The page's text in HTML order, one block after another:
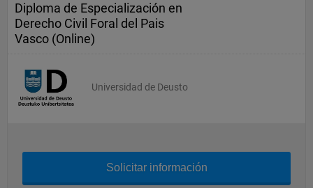
Diploma de Especialización en
Derecho Civil Foral del Pais
Vasco (Online)
Universidad de Deusto
Solicitar información